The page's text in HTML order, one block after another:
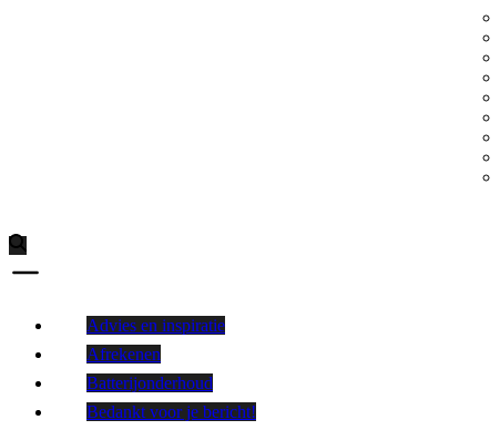
Advies en inspiratie
Afrekenen
Batterijonderhoud
Bedankt voor je bericht!